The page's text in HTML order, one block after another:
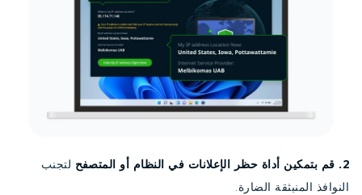
2. قم بتمكين أداة حظر الإعلانات في النظام أو المتصفح
لتجنب
النوافذ المنبثقة الضارة.